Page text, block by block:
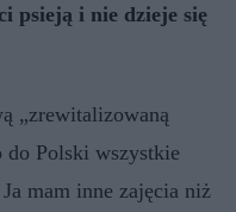
psieją i nie dzieje się
„zrewitalizowaną
do Polski wszystkie
mam inne zajęcia niż